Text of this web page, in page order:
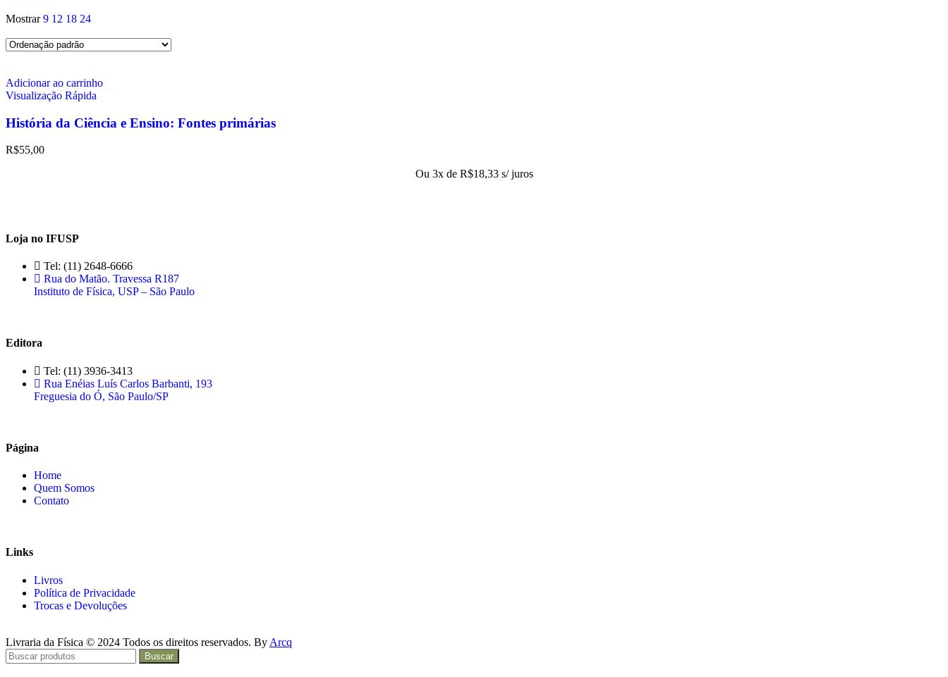
Mostrar9 12 18 24
Adicionar ao carrinho
Visualização Rápida
História da Ciência e Ensino: Fontes primárias
R$55,00
Ou 3x de R$18,33 s/ juros
Loja no IFUSP
Tel: (11) 2648-6666
Rua do Matão. Travessa R187
Instituto de Física, USP – São Paulo
Editora
Tel: (11) 3936-3413
Rua Enéias Luís Carlos Barbanti, 193
Freguesia do Ó, São Paulo/SP
Página
Home
Quem Somos
Contato
Links
Livros
Política de Privacidade
Trocas e Devoluções
Livraria da Física © 2024 Todos os direitos reservados. By Arcq
Buscar